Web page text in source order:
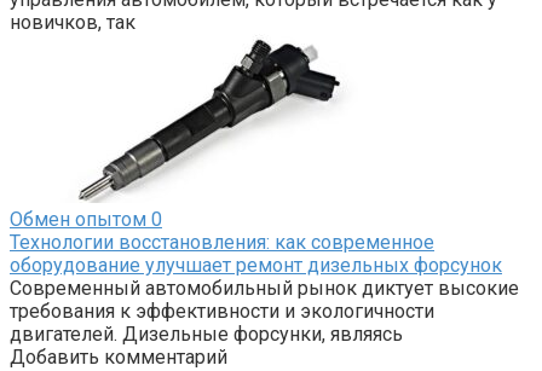
новичков, так
Обмен опытом 0
Технологии восстановления: как современное
оборудование улучшает ремонт дизельных форсунок
Современный автомобильный рынок диктует высокие
требования к эффективности и экологичности
двигателей. Дизельные форсунки, являясь
Добавить комментарий